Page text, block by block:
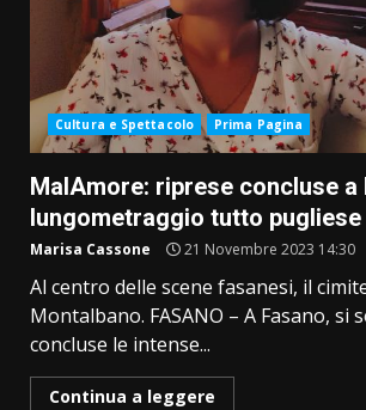
Cultura e Spettacolo Prima Pagina
MalAmore: riprese concluse a
lungometraggio tutto pugliese
Marisa Cassone 21 Novembre 2023 14:30
Al centro delle scene fasanesi, il
Montalbano. FASANO – A Fasano, si
concluse le intense...
Continua a leggere